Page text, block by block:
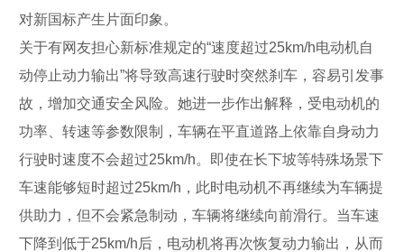
对新国标产生片面印象。
关于有网友担心新标准规定的“速度超过25km/h电动机自
动停止动力输出”将导致高速行驶时突然刹车，容易引发事
故，增加交通安全风险。她进一步作出解释，受电动机的
功率、转速等参数限制，车辆在平直道路上依靠自身动力
行驶时速度不会超过25km/h。即使在长下坡等特殊场景下
车速能够短时超过25km/h，此时电动机不再继续为车辆提
供助力，但不会紧急制动，车辆将继续向前滑行。当车速
下降到低于25km/h后，电动机将再次恢复动力输出，从而